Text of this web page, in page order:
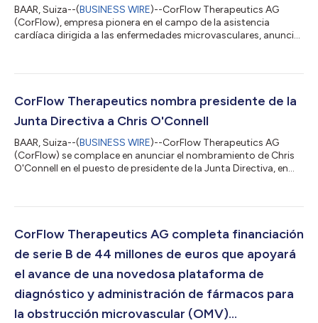
BAAR, Suiza--(BUSINESS WIRE)--CorFlow Therapeutics AG
(CorFlow), empresa pionera en el campo de la asistencia
cardíaca dirigida a las enfermedades microvasculares, anuncia
tecnología de la empresa para la exención de dispositivos en
permite iniciar el ensayo clínico fundamental en hospitales
estadounidenses. CorFlow prep...
CorFlow Therapeutics nombra presidente de la
Junta Directiva a Chris O'Connell
BAAR, Suiza--(BUSINESS WIRE)--CorFlow Therapeutics AG
(CorFlow) se complace en anunciar el nombramiento de Chris
O'Connell en el puesto de presidente de la Junta Directiva, en
ejecutivo, miembro del consejo y asesor en las industrias de
global. Chris desarrolló su carrera durante 21 años en Medtronic
(MDT), desempeñándose...
CorFlow Therapeutics AG completa financiación
de serie B de 44 millones de euros que apoyará
el avance de una novedosa plataforma de
diagnóstico y administración de fármacos para
la obstrucción microvascular (OMV)...